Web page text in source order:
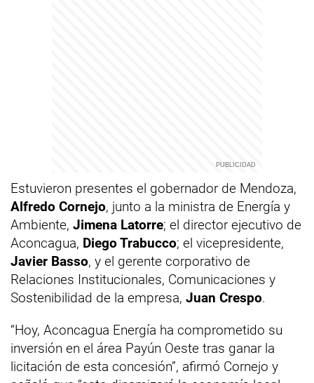
Estuvieron presentes el gobernador de Mendoza,
Alfredo Cornejo, junto a la ministra de Energía y
Ambiente, Jimena Latorre; el director ejecutivo de
Aconcagua, Diego Trabucco; el vicepresidente,
Javier Basso, y el gerente corporativo de
Relaciones Institucionales, Comunicaciones y
Sostenibilidad de la empresa, Juan Crespo.
“Hoy, Aconcagua Energía ha comprometido su
inversión en el área Payún Oeste tras ganar la
licitación de esta concesión”, afirmó Cornejo y